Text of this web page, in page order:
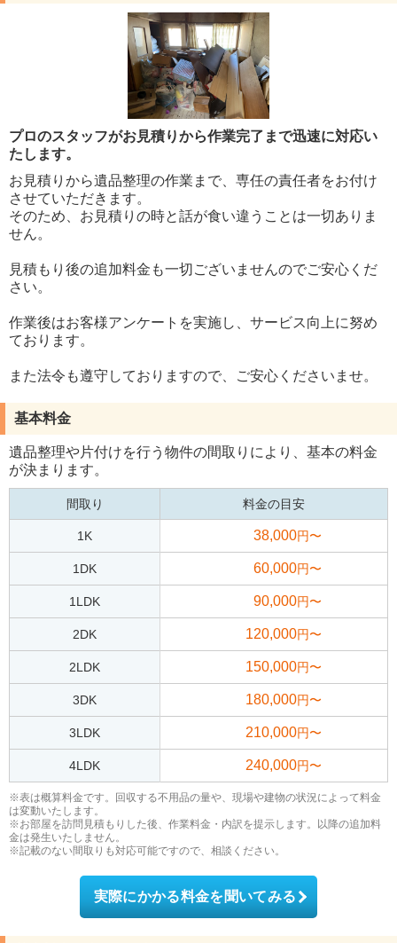
プロのスタッフがお見積りから作業完了まで迅速に対応い
たします。
お見積りから遺品整理の作業まで、専任の責任者をお付け
させていただきます。
そのため、お見積りの時と話が食い違うことは一切ありま
せん。
見積もり後の追加料金も一切ございませんのでご安心くだ
さい。
作業後はお客様アンケートを実施し、サービス向上に努め
ております。
また法令も遵守しておりますので、ご安心くださいませ。
基本料金
遺品整理や片付けを行う物件の間取りにより、基本の料金
が決まります。
間取り 料金の目安
1K 38,000円〜
1DK 60,000円〜
1LDK 90,000円〜
2DK 120,000円〜
2LDK 150,000円〜
3DK 180,000円〜
3LDK 210,000円〜
4LDK 240,000円〜
※表は概算料金です。回収する不用品の量や、現場や建物の状況によって料金
は変動いたします。
※お部屋を訪問見積もりした後、作業料金・内訳を提示します。以降の追加料
金は発生いたしません。
※記載のない間取りも対応可能ですので、相談ください。
実際にかかる料金を聞いてみる